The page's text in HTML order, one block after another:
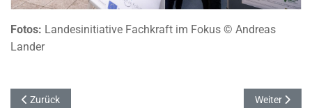
Fotos: Landesinitiative Fachkraft im Fokus © Andreas
Lander
Vorheriger Beitrag: Willkommenskultur als Standortfaktor:
Zurück Nächster
Weiter